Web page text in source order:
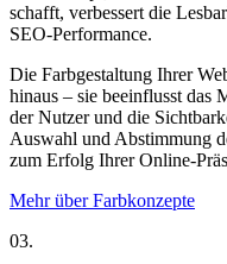
schafft, verbessert die
SEO-Performance.
Die Farbgestaltung Ihrer
hinaus – sie beeinflusst das
der Nutzer und die
Auswahl und Abstimmung
zum Erfolg Ihrer Online-
Mehr über Farbkonzepte
03.